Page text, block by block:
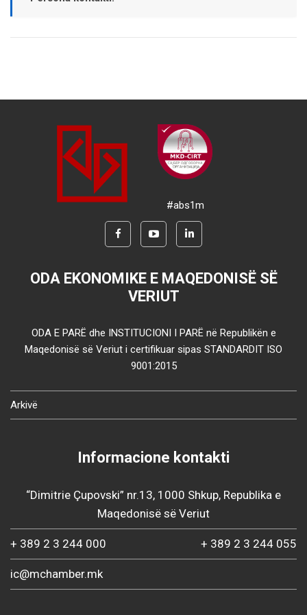
#abs1m
ODA EKONOMIKE E MAQEDONISË SË
VERIUT
ODA E PARË dhe INSTITUCIONI I PARË në Republikën e
Maqedonisë së Veriut i certifikuar sipas STANDARDIT ISO
9001:2015
Arkivë
Informacione kontakti
“Dimitrie Çupovski” nr.13, 1000 Shkup, Republika e
Maqedonisë së Veriut
+ 389 2 3 244 000 + 389 2 3 244 055
ic@mchamber.mk